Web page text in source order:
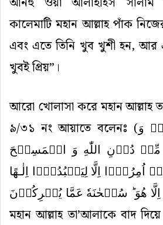
কালেমাটি মহান আল্লাহ পাঁক
এবং এতে তিনি খুব খুশী হন, আর
খুবই প্রিয়”।
আরো খোলাসা করে মহান আল্লাহ
৯/৩১ নং আয়াতে বলেনঃ (وَ
مِّنۡ دُوۡنِ اللّٰهِ وَ الۡمَسِیۡحَ
اِلَّا لِیَعۡبُدُوۡۤا اِلٰـهًا
هُوَ ؕ سُبۡحٰنَهٗ عَمَّا یُشۡرِکُوۡنَ
মহান আল্লাহ তা’আলাকে বাদ